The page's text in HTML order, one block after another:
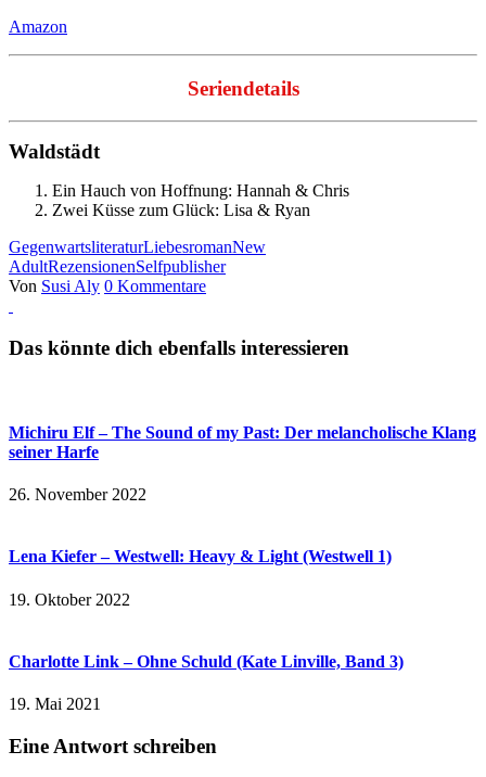
Amazon
Seriendetails
Waldstädt
Ein Hauch von Hoffnung: Hannah & Chris
Zwei Küsse zum Glück: Lisa & Ryan
GegenwartsliteraturLiebesromanNew
AdultRezensionenSelfpublisher
Von Susi Aly 0 Kommentare
Das könnte dich ebenfalls interessieren
Michiru Elf – The Sound of my Past: Der melancholische Klang
seiner Harfe
26. November 2022
Lena Kiefer – Westwell: Heavy & Light (Westwell 1)
19. Oktober 2022
Charlotte Link – Ohne Schuld (Kate Linville, Band 3)
19. Mai 2021
Eine Antwort schreiben